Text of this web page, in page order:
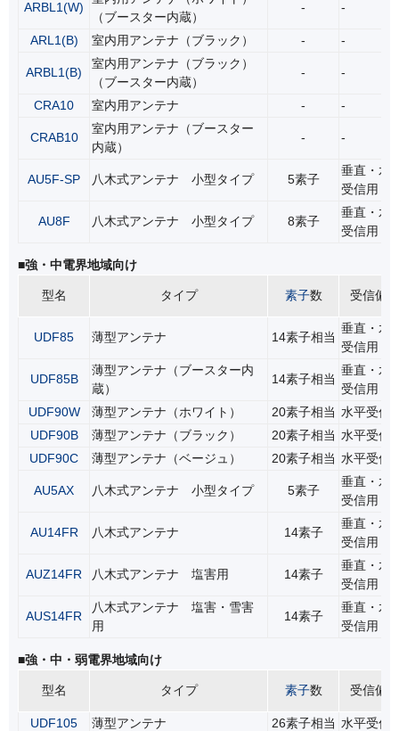
ARBL1(W)
（ブースター内蔵）
- -
ARL1(B) 室内用アンテナ（ブラック） - -
ARBL1(B)
室内用アンテナ（ブラック）
（ブースター内蔵）
- -
CRA10 室内用アンテナ - -
CRAB10
室内用アンテナ（ブースター
内蔵）
- -
AU5F-SP 八木式アンテナ 小型タイプ 5素子
垂直・水
受信用
AU8F 八木式アンテナ 小型タイプ 8素子
垂直・水
受信用
■強・中電界地域向け
型名 タイプ 素子数 受信偏波
UDF85 薄型アンテナ 14素子相当
垂直・水
受信用
UDF85B
薄型アンテナ（ブースター内
蔵）
14素子相当
垂直・水
受信用
UDF90W
薄型アンテナ（ホワイト） 20素子相当 水平受信
UDF90B
薄型アンテナ（ブラック） 20素子相当 水平受信
UDF90C
薄型アンテナ（ベージュ） 20素子相当 水平受信
AU5AX 八木式アンテナ 小型タイプ 5素子
垂直・水
受信用
AU14FR 八木式アンテナ 14素子
垂直・水
受信用
AUZ14FR 八木式アンテナ 塩害用 14素子
垂直・水
受信用
AUS14FR
八木式アンテナ 塩害・雪害
用
14素子
垂直・水
受信用
■強・中・弱電界地域向け
型名 タイプ 素子数 受信偏波
UDF105 薄型アンテナ 26素子相当 水平受信